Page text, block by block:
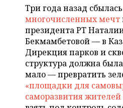
ОТКРЫТАЯ ЛЕКЦИЯ
БАСКЕТБОЛ
ВОЛЕЙБОЛ
КИБЕРСПОРТ
ФИГУРНОЕ КАТАНИЕ
ИНФРАСТРУКТУРА
ИСТОРИЯ
КУЛЬТУРА
МЕДИЦИНА
СПРАВОЧНИК
СПИСОК ПЕРСОН
СПИСОК КОМПАНИЙ
ПОЛНАЯ ВЕРСИЯ
Три года назад сбылась
многочисленных мечт
президента РТ
Бекмамбетовой — в
Дирекция парков и
структура должна
мало — превратить
«площадки для
саморазвития жителей